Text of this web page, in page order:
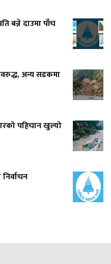
बन्ने दाउमा पाँच
अन्य सडकमा
पहिचान खुल्यो